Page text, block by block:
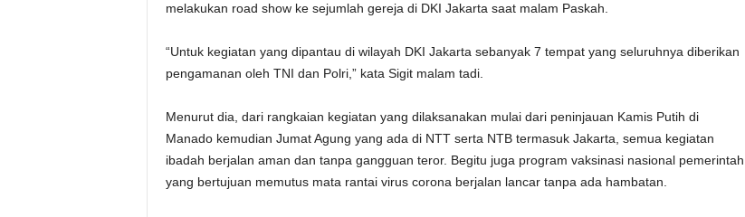
melakukan road show ke sejumlah gereja di DKI Jakarta saat malam Paskah.
“Untuk kegiatan yang dipantau di wilayah DKI Jakarta sebanyak 7 tempat yang seluruhnya diberikan
pengamanan oleh TNI dan Polri,” kata Sigit malam tadi.
Menurut dia, dari rangkaian kegiatan yang dilaksanakan mulai dari peninjauan Kamis Putih di
Manado kemudian Jumat Agung yang ada di NTT serta NTB termasuk Jakarta, semua kegiatan
ibadah berjalan aman dan tanpa gangguan teror. Begitu juga program vaksinasi nasional pemerintah
yang bertujuan memutus mata rantai virus corona berjalan lancar tanpa ada hambatan.